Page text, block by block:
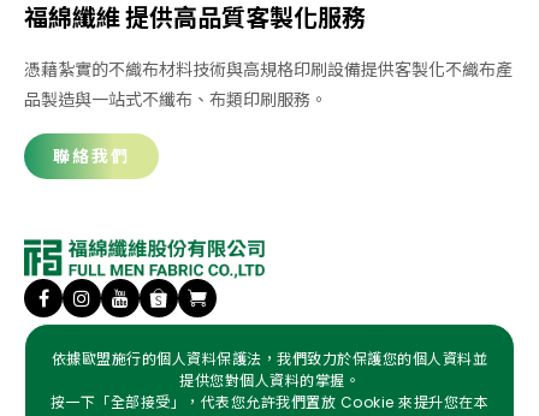
福綿纖維 提供高品質客製化服務
憑藉紮實的不織布材料技術與高規格印刷設備提供客製化不織布產
品製造與一站式不纖布、布類印刷服務。
聯絡我們
傳真06-5933155
06-5932008、06-5931346
依據歐盟施行的個人資料保護法，我們致力於保護您的個人資料並
提供您對個人資料的掌握。
按一下「全部接受」，代表您允許我們置放 Cookie 來提升您在本